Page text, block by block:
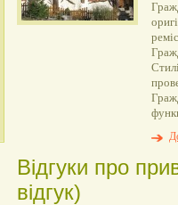
Відгуки про
відгук)